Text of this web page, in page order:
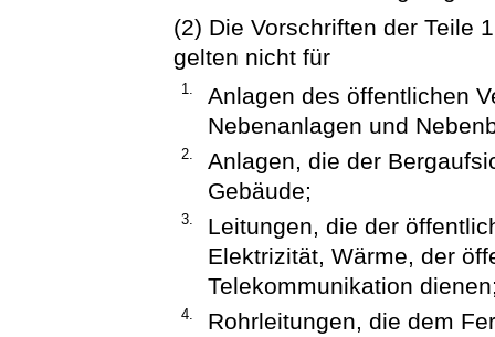
(2) Die Vorschriften der Teile
gelten nicht für
1.
Anlagen des öffentlichen
Nebenanlagen und
2.
Anlagen, die der
Gebäude;
3.
Leitungen, die der
Elektrizität, Wärme, der
Telekommunikation
4. Rohrleitungen, die dem